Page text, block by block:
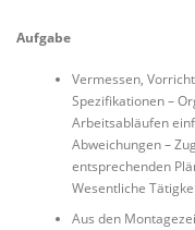
Aufgabe
Vermessen,
Spezifikationen –
Arbeitsabläufen
Abweichungen –
entsprechenden
Wesentliche
Aus den